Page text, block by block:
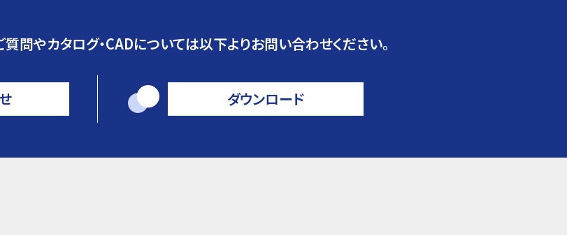
問やカタログ・CADについては以下よりお問い合わせください。
ダウンロード